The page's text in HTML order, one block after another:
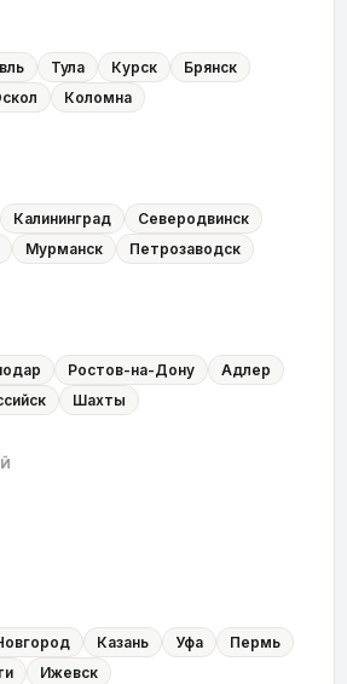
Тула Курск
Брянск
Коломна
Калининград
Северодвинск
Мурманск Петрозаводск
Ростов-на-Дону
Адлер
Шахты
Казань Уфа
Пермь
Ижевск